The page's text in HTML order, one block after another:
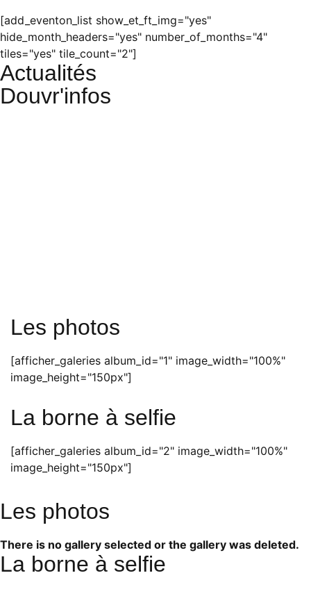
[add_eventon_list show_et_ft_img="yes"
hide_month_headers="yes" number_of_months="4"
tiles="yes" tile_count="2"]
Actualités
Douvr'infos
Les photos
[afficher_galeries album_id="1" image_width="100%"
image_height="150px"]
La borne à selfie
[afficher_galeries album_id="2" image_width="100%"
image_height="150px"]
Les photos
There is no gallery selected or the gallery was deleted.
La borne à selfie